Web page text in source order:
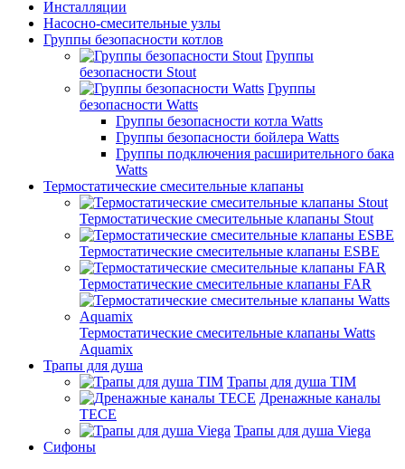
Инсталляции
Насосно-смесительные узлы
Группы безопасности котлов
Группы
безопасности Stout
Группы
безопасности Watts
Группы безопасности котла Watts
Группы безопасности бойлера Watts
Группы подключения расширительного бака
Watts
Термостатические смесительные клапаны
Термостатические смесительные клапаны Stout
Термостатические смесительные клапаны ESBE
Термостатические смесительные клапаны FAR
Термостатические смесительные клапаны Watts
Aquamix
Трапы для душа
Трапы для душа TIM
Дренажные каналы
TECE
Трапы для душа Viega
Сифоны